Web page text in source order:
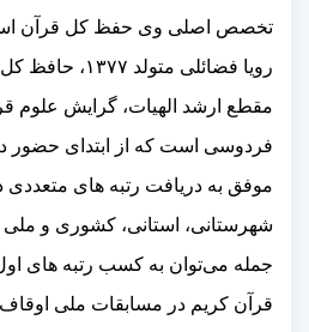
تخصص اصلی وی حفظ کل قرآن
رویا فضائلی متولد ۱۳۷۷، حافظ
مقطع ارشد الهیات، گرایش علوم
فردوسی است که از ابتدای حضور
موفق به دریافت رتبه های
شهرستانی، استانی، کشوری و
جمله می‌توان به کسب رتبه های
قرآن کریم در مسابقات ملی